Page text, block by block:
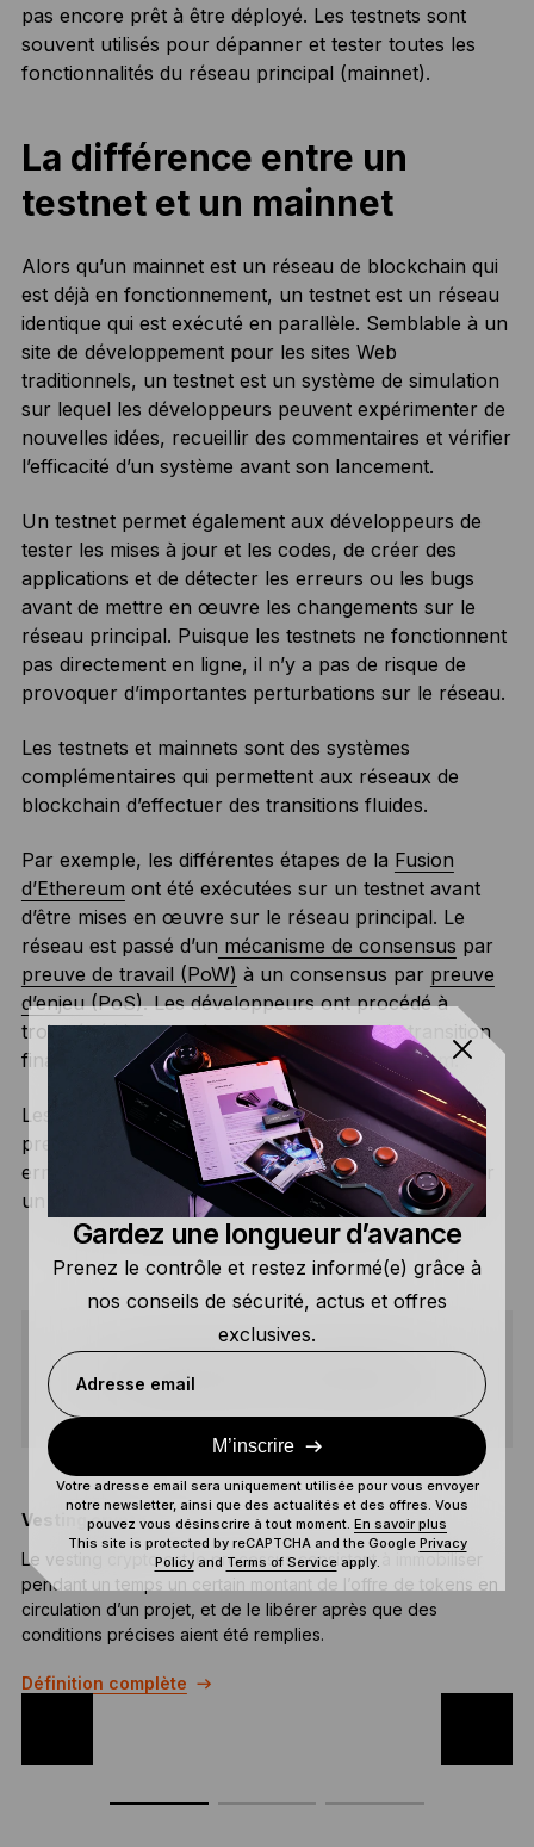
pas encore prêt à être déployé. Les testnets sont
souvent utilisés pour dépanner et tester toutes les
fonctionnalités du réseau principal (mainnet).
La différence entre un
testnet et un mainnet
Alors qu’un mainnet est un réseau de blockchain qui
est déjà en fonctionnement, un testnet est un réseau
identique qui est exécuté en parallèle. Semblable à un
site de développement pour les sites Web
traditionnels, un testnet est un système de simulation
sur lequel les développeurs peuvent expérimenter de
nouvelles idées, recueillir des commentaires et vérifier
l’efficacité d’un système avant son lancement.
Un testnet permet également aux développeurs de
tester les mises à jour et les codes, de créer des
applications et de détecter les erreurs ou les bugs
avant de mettre en œuvre les changements sur le
réseau principal. Puisque les testnets ne fonctionnent
pas directement en ligne, il n’y a pas de risque de
provoquer d’importantes perturbations sur le réseau.
Les testnets et mainnets sont des systèmes
complémentaires qui permettent aux réseaux de
blockchain d’effectuer des transitions fluides.
Par exemple, les différentes étapes de la Fusion
d’Ethereum ont été exécutées sur un testnet avant
d’être mises en œuvre sur le réseau principal. Le
réseau est passé d’un mécanisme de consensus par
preuve de travail (PoW) à un consensus par preuve
d’enjeu (PoS). Les développeurs ont procédé à
trois répétitions sur le testnet avant que la transition
finale de la Fusion ne se produise sur Ethereum.
Les développeurs utilisent le testnet dans les
premières phases d’un projet pour détecter les
erreurs avant qu’elles ne soient mises en œuvre sur
un réseau principal entièrement fonctionnel.
PARTAGER
Vesting crypto
Le vesting crypto est le processus consistant à immobiliser
pendant un temps un certain montant de l’offre de tokens en
circulation d’un projet, et de le libérer après que des
conditions précises aient été remplies.
Définition complète
Gardez une longueur d’avance
Prenez le contrôle et restez informé(e) grâce à
nos conseils de sécurité, actus et offres
exclusives.
Adresse email
M’inscrire
Votre adresse email sera uniquement utilisée pour vous envoyer
notre newsletter, ainsi que des actualités et des offres. Vous
pouvez vous désinscrire à tout moment. En savoir plus
This site is protected by reCAPTCHA and the Google Privacy
Policyand Terms of Serviceapply.